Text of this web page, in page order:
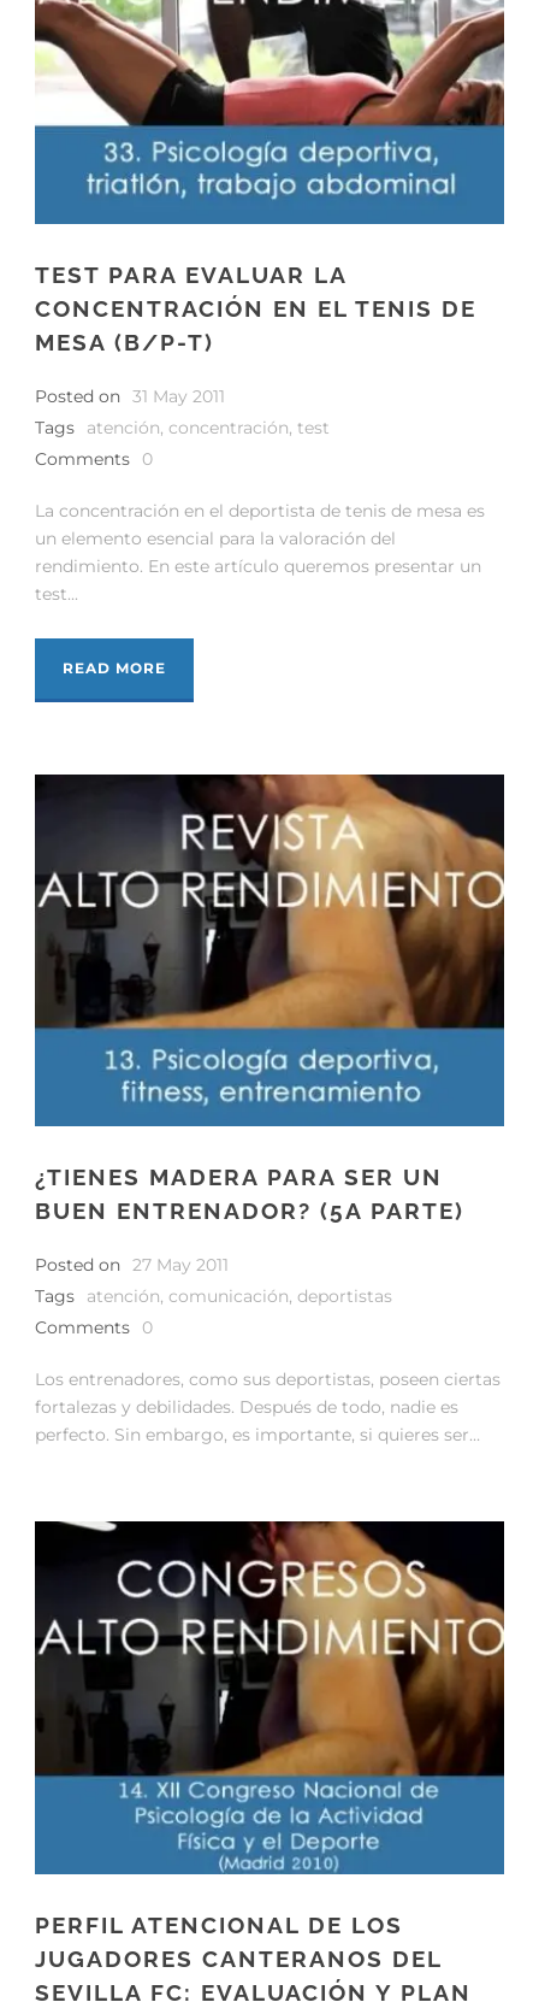
TEST PARA EVALUAR LA
CONCENTRACIÓN EN EL TENIS DE
MESA (B/P-T)
Posted on 31 May 2011
Tags
atención, concentración, test
Comments
0
La concentración en el deportista de tenis de mesa es
un elemento esencial para la valoración del
rendimiento. En este artículo queremos presentar un
test...
READ MORE
¿TIENES MADERA PARA SER UN
BUEN ENTRENADOR? (5A PARTE)
Posted on 27 May 2011
Tags
atención, comunicación, deportistas
Comments
0
Los entrenadores, como sus deportistas, poseen ciertas
fortalezas y debilidades. Después de todo, nadie es
perfecto. Sin embargo, es importante, si quieres ser…
PERFIL ATENCIONAL DE LOS
JUGADORES CANTERANOS DEL
SEVILLA FC: EVALUACIÓN Y PLAN